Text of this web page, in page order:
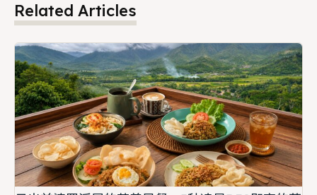
Related Articles